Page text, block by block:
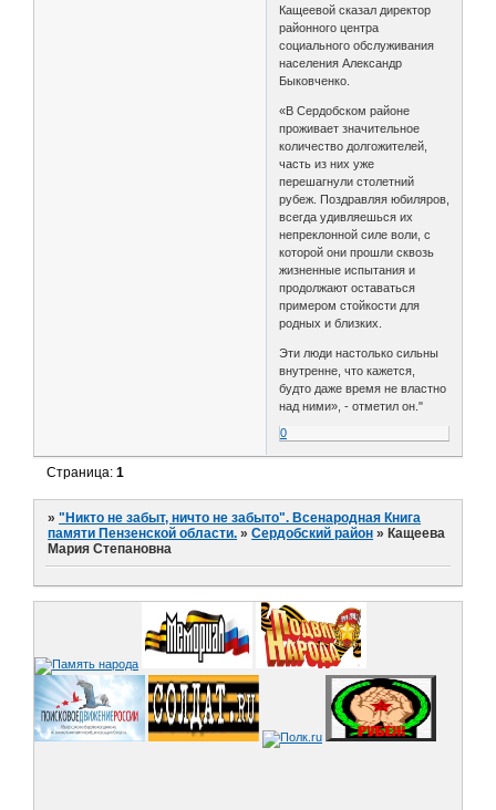
Кащеевой сказал директор
районного центра
социального обслуживания
населения Александр
Быковченко.
«В Сердобском районе
проживает значительное
количество долгожителей,
часть из них уже
перешагнули столетний
рубеж. Поздравляя юбиляров,
всегда удивляешься их
непреклонной силе воли, с
которой они прошли сквозь
жизненные испытания и
продолжают оставаться
примером стойкости для
родных и близких.
Эти люди настолько сильны
внутренне, что кажется,
будто даже время не властно
над ними», - отметил он."
0
Страница:1
»"Никто не забыт, ничто не забыто". Всенародная Книга
памяти Пензенской области. »Сердобский район » Кащеева
Мария Степановна